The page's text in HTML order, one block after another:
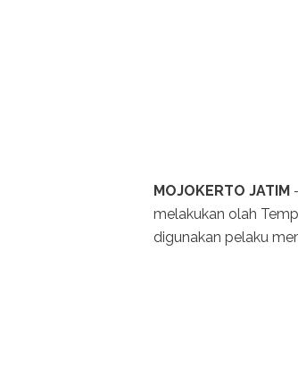
MOJOKERTO JATIM
melakukan olah
digunakan pelaku